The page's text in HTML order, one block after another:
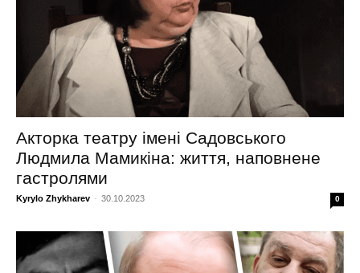
Акторка театру імені Садовського
Людмила Мамикіна: життя, наповнене
гастролями
Kyrylo Zhykharev - 30.10.2023 0